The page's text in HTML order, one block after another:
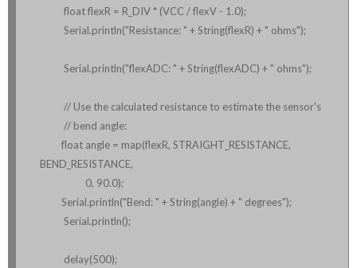
float flexR = R_DIV * (VCC / flexV - 1.0);
Serial.println("Resistance: " + String(flexR) + " ohms");
Serial.println("flexADC: " + String(flexADC) + " ohms");
// Use the calculated resistance to estimate the sensor's
// bend angle:
float angle = map(flexR, STRAIGHT_RESISTANCE,
BEND_RESISTANCE,
0, 90.0);
Serial.println("Bend: " + String(angle) + " degrees");
Serial.println();
delay(500);